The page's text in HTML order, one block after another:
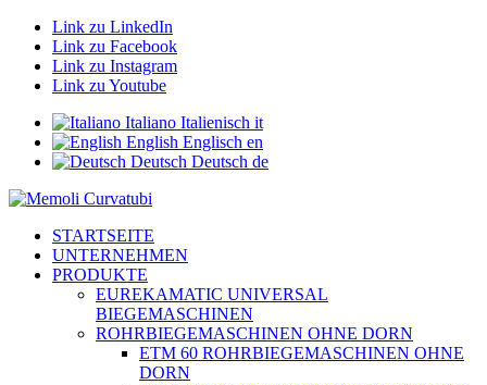
Link zu LinkedIn
Link zu Facebook
Link zu Instagram
Link zu Youtube
Italiano Italienisch it
English Englisch en
Deutsch Deutsch de
STARTSEITE
UNTERNEHMEN
PRODUKTE
EUREKAMATIC UNIVERSAL
BIEGEMASCHINEN
ROHRBIEGEMASCHINEN OHNE DORN
ETM 60 ROHRBIEGEMASCHINEN OHNE
DORN